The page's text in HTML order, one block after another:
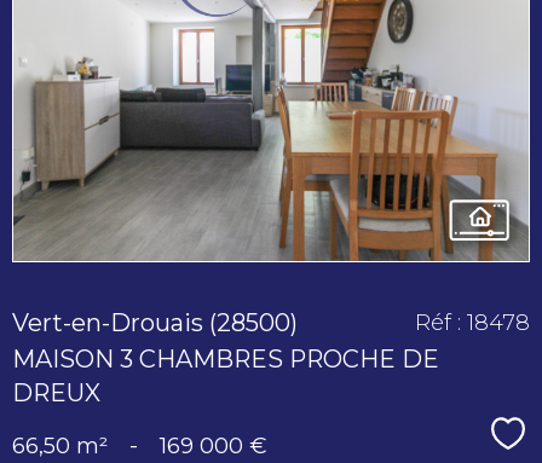
voir le
bien
Vert-en-Drouais (28500)
MAISON 3 CHAMBRES PROCHE DE
DREUX
Réf : 18478
66,50 m² - 169 000 €